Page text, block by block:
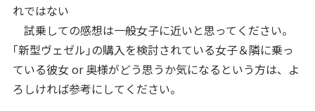
れではない
試乗しての感想は一般女子に近いと思ってください。
｢新型ヴェゼル｣の購入を検討されている女子＆隣に乗っ
ている彼女 or 奥様がどう思うか気になるという方は、よ
ろしければ参考にしてください。